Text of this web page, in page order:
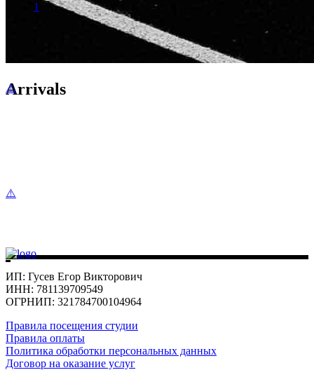
Arrivals
1
ИП: Гусев Егор Викторович
ИНН: 781139709549
ОГРНИП: 321784700104964
Правила посещения студии
Правила оплаты
Политика обработки персональных данных
Договор на оказание услуг